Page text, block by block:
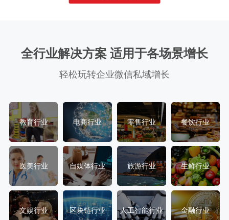
全行业解决方案 适用于各场景增长
轻松玩转企业微信私域增长
教育行业 电商行业 零售行业 餐饮行业
医美行业 自媒体行业 旅游行业 生鲜行业
文娱行业 区块链行业 人工智能行业 金融行业